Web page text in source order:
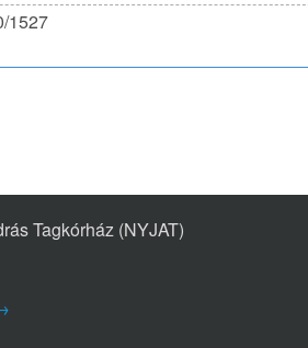
1527
Tagkórház (NYJAT)